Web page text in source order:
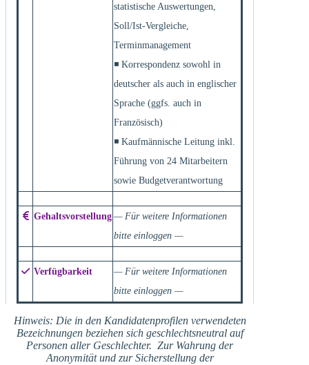
statistische Auswertungen,
Soll/Ist-Vergleiche,
Terminmanagement
◾ Korrespondenz sowohl in
deutscher als auch in englischer
Sprache (ggfs. auch in
Französisch)
◾ Kaufmännische Leitung inkl.
Führung von 24 Mitarbeitern
sowie Budgetverantwortung
Gehaltsvorstellung — Für weitere Informationen
bitte einloggen —
Verfügbarkeit
— Für weitere Informationen
bitte einloggen —
Hinweis: Die in den Kandidatenprofilen verwendeten
Bezeichnungen beziehen sich geschlechtsneutral auf
Personen aller Geschlechter. Zur Wahrung der
Anonymität und zur Sicherstellung der